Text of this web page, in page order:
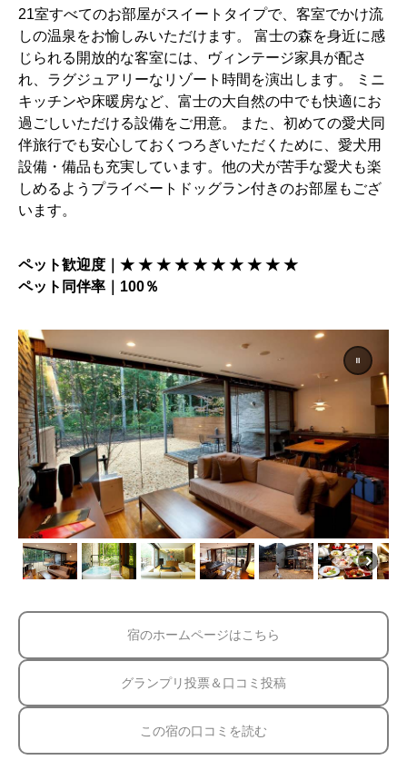
21室すべてのお部屋がスイートタイプで、客室でかけ流
しの温泉をお愉しみいただけます。 富士の森を身近に感
じられる開放的な客室には、ヴィンテージ家具が配さ
れ、ラグジュアリーなリゾート時間を演出します。 ミニ
キッチンや床暖房など、富士の大自然の中でも快適にお
過ごしいただける設備をご用意。 また、初めての愛犬同
伴旅行でも安心しておくつろぎいただくために、愛犬用
設備・備品も充実しています。他の犬が苦手な愛犬も楽
しめるようプライベートドッグラン付きのお部屋もござ
います。
ペット歓迎度｜★ ★ ★ ★ ★ ★ ★ ★ ★ ★
ペット同伴率｜100％
宿のホームページはこちら
グランプリ投票＆口コミ投稿
この宿の口コミを読む